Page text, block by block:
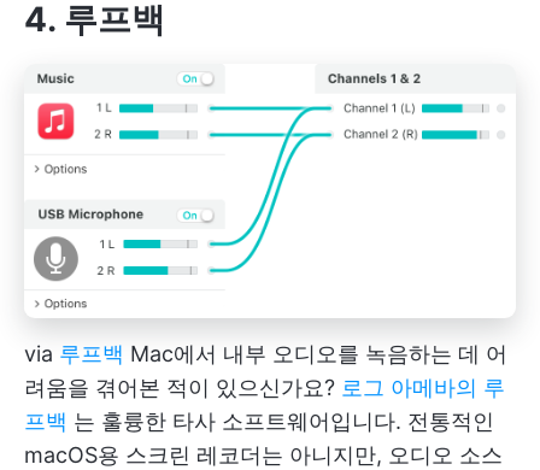
4. 루프백
via 루프백 Mac에서 내부 오디오를 녹음하는 데 어
려움을 겪어본 적이 있으신가요? 로그 아메바의 루
프백 는 훌륭한 타사 소프트웨어입니다. 전통적인
macOS용 스크린 레코더는 아니지만, 오디오 소스